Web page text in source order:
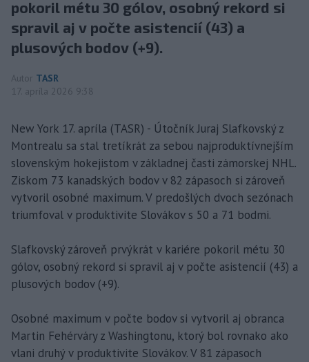
pokoril métu 30 gólov, osobný rekord si
spravil aj v počte asistencií (43) a
plusových bodov (+9).
Autor TASR
17. apríla 2026 9:38
New York 17. apríla (TASR) - Útočník Juraj Slafkovský z
Montrealu sa stal tretíkrát za sebou najproduktívnejším
slovenským hokejistom v základnej časti zámorskej NHL.
Ziskom 73 kanadských bodov v 82 zápasoch si zároveň
vytvoril osobné maximum. V predošlých dvoch sezónach
triumfoval v produktivite Slovákov s 50 a 71 bodmi.
Slafkovský zároveň prvýkrát v kariére pokoril métu 30
gólov, osobný rekord si spravil aj v počte asistencií (43) a
plusových bodov (+9).
Osobné maximum v počte bodov si vytvoril aj obranca
Martin Fehérváry z Washingtonu, ktorý bol rovnako ako
vlani druhý v produktivite Slovákov. V 81 zápasoch